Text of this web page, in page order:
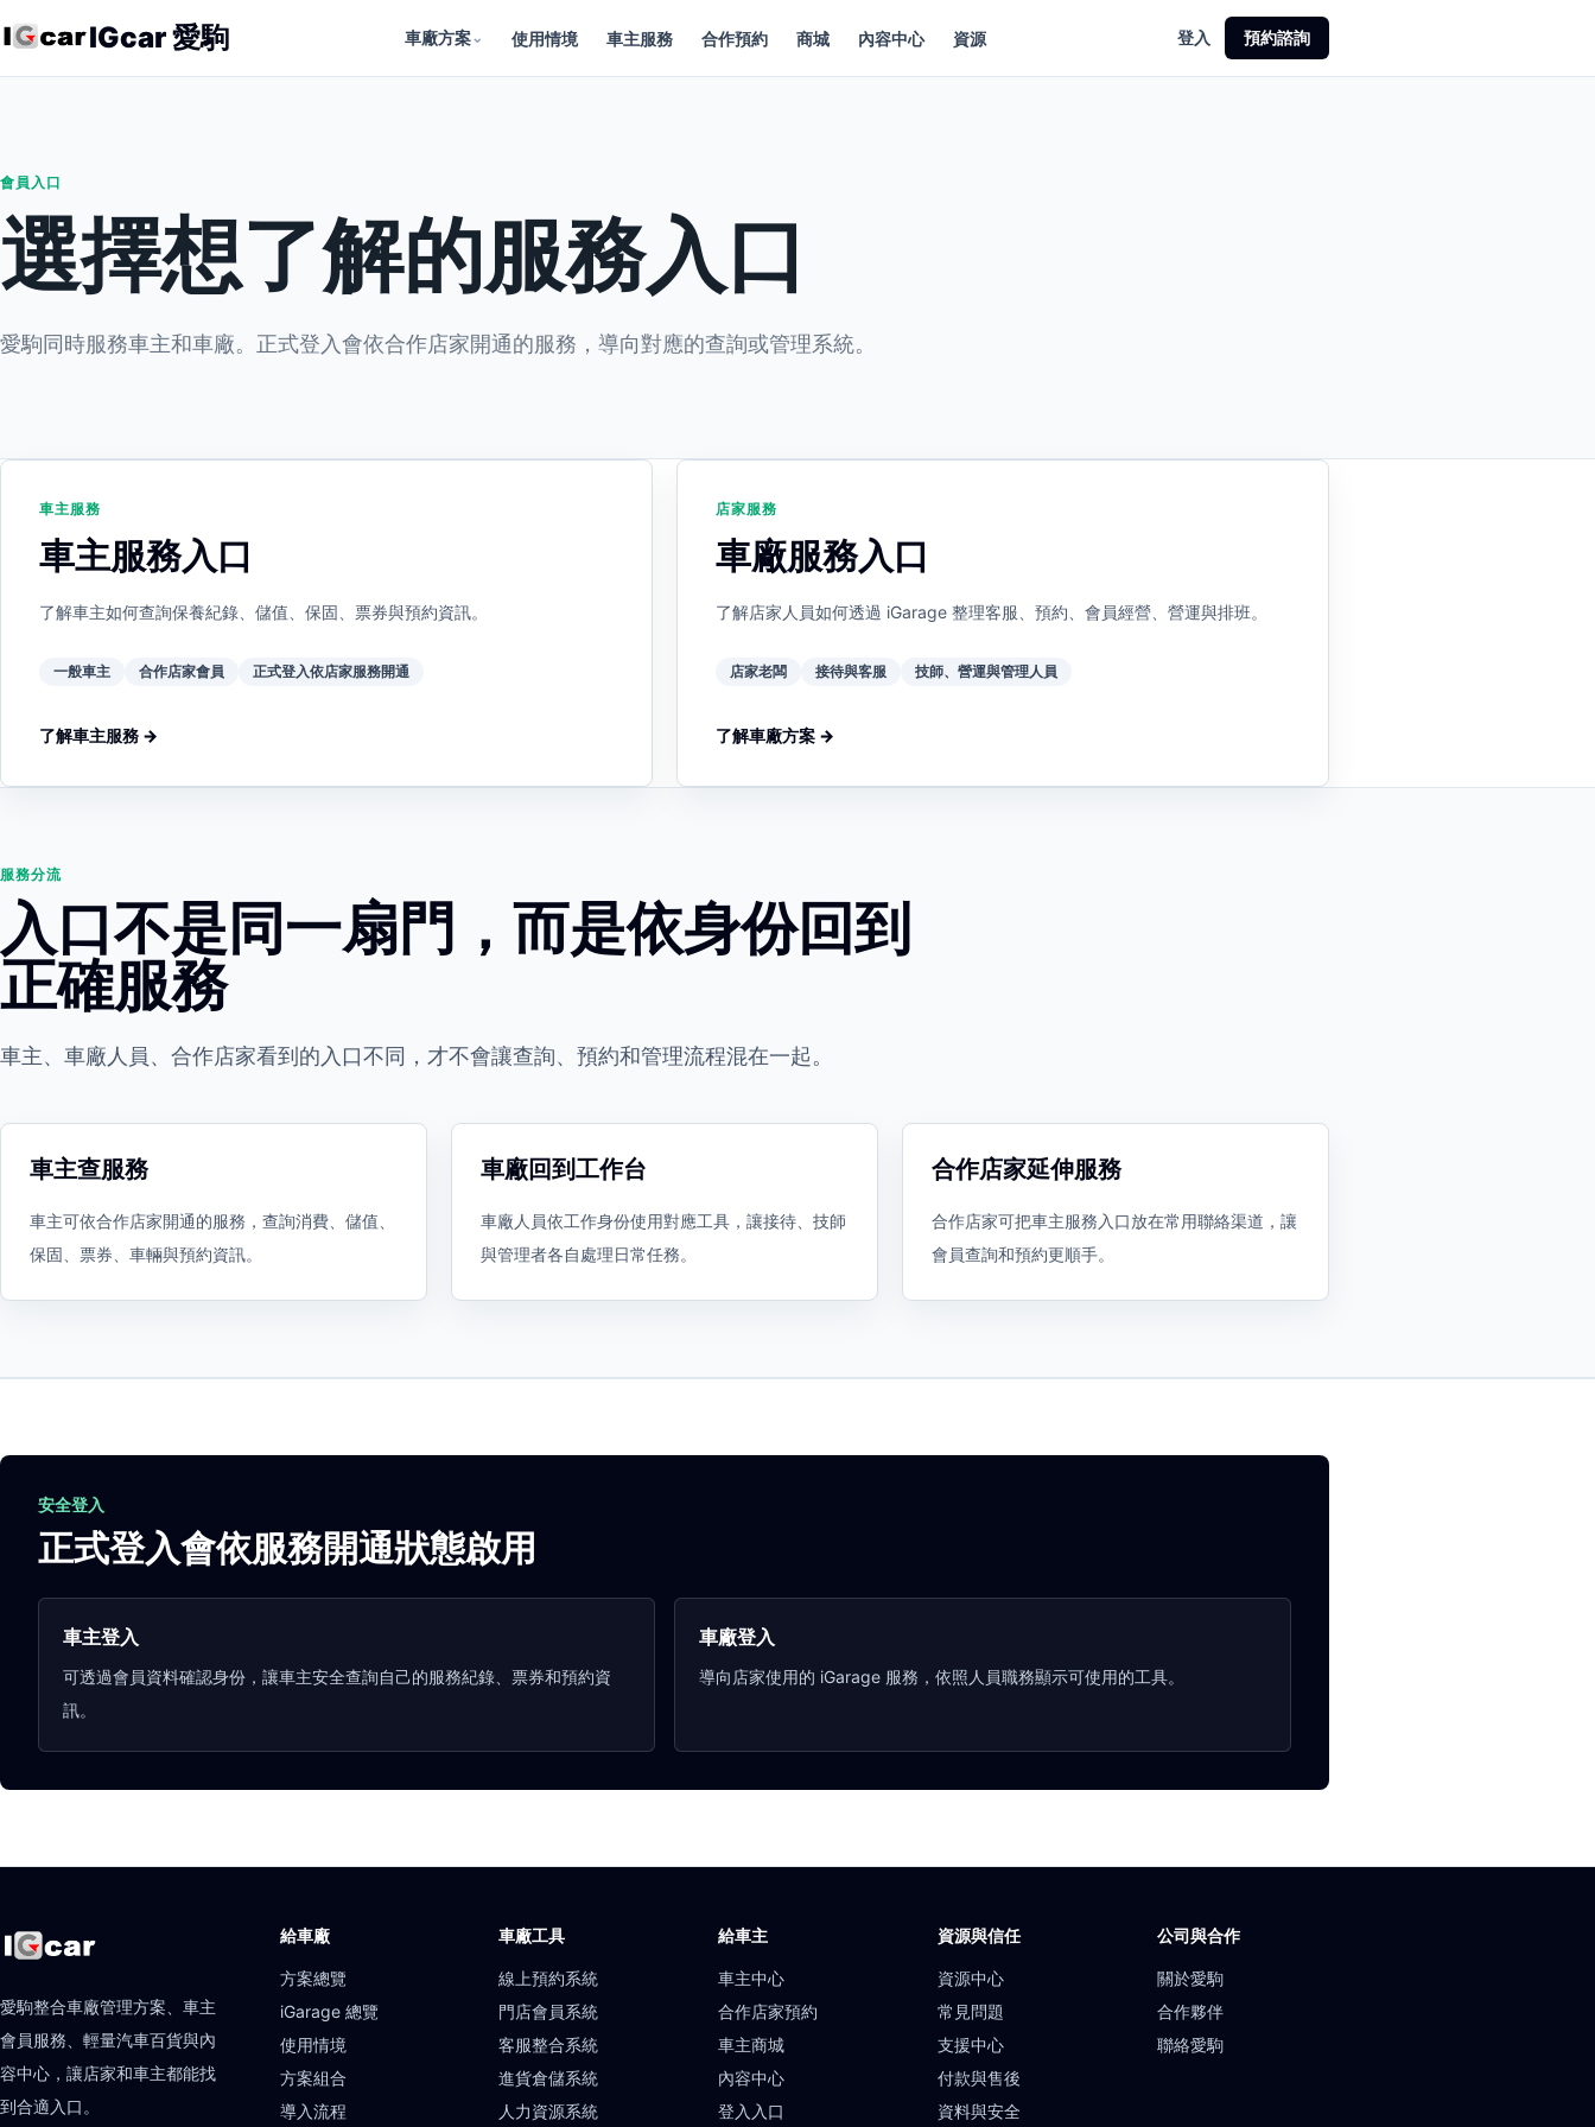
IGcar 愛駒 車廠方案⌄ 使用情境 車主服務 合作預約 商城 內容中心 資源 登入 預約諮詢
會員入口
選擇想了解的服務入口
愛駒同時服務車主和車廠。正式登入會依合作店家開通的服務，導向對應的查詢或管理系統。
車主服務
車主服務入口
了解車主如何查詢保養紀錄、儲值、保固、票券與預約資訊。
一般車主 合作店家會員 正式登入依店家服務開通
了解車主服務 →
店家服務
車廠服務入口
了解店家人員如何透過 iGarage 整理客服、預約、會員經營、營運與排班。
店家老闆 接待與客服 技師、營運與管理人員
了解車廠方案 →
服務分流
入口不是同一扇門，而是依身份回到
正確服務
車主、車廠人員、合作店家看到的入口不同，才不會讓查詢、預約和管理流程混在一起。
車主查服務
車主可依合作店家開通的服務，查詢消費、儲值、
保固、票券、車輛與預約資訊。
車廠回到工作台
車廠人員依工作身份使用對應工具，讓接待、技師
與管理者各自處理日常任務。
合作店家延伸服務
合作店家可把車主服務入口放在常用聯絡渠道，讓
會員查詢和預約更順手。
安全登入
正式登入會依服務開通狀態啟用
車主登入
可透過會員資料確認身份，讓車主安全查詢自己的服務紀錄、票券和預約資
訊。
車廠登入
導向店家使用的 iGarage 服務，依照人員職務顯示可使用的工具。
愛駒整合車廠管理方案、車主
會員服務、輕量汽車百貨與內
容中心，讓店家和車主都能找
到合適入口。
給車廠
方案總覽
iGarage 總覽
使用情境
方案組合
導入流程
車廠工具
線上預約系統
門店會員系統
客服整合系統
進貨倉儲系統
人力資源系統
給車主
車主中心
合作店家預約
車主商城
內容中心
登入入口
資源與信任
資源中心
常見問題
支援中心
付款與售後
資料與安全
公司與合作
關於愛駒
合作夥伴
聯絡愛駒